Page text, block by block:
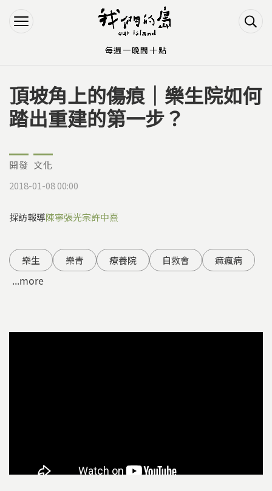
Jump to Navigation
Jump to Main content
您在這裡
頂坡角上的傷痕｜樂生院如何
踏出重建的第一步？
開發 文化
2018-01-08 00:00
採訪報導陳寧張光宗許中熹
樂生 樂青 療養院 自救會 痲瘋病
...more
每週一晚間十點